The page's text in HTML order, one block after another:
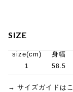
SIZE
size(cm) 身幅
1 58.5
→ サイズガイドは